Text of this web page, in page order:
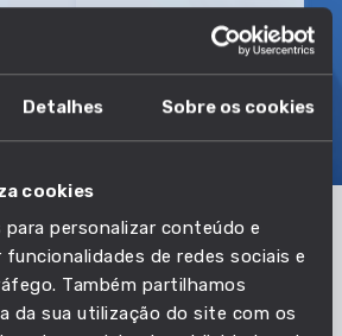
Detalhes Sobre os cookies
cookies
personalizar conteúdo e
de redes sociais e
Também partilhamos
da sua utilização do site com os
E SALÁRIO
inspetor da segurança